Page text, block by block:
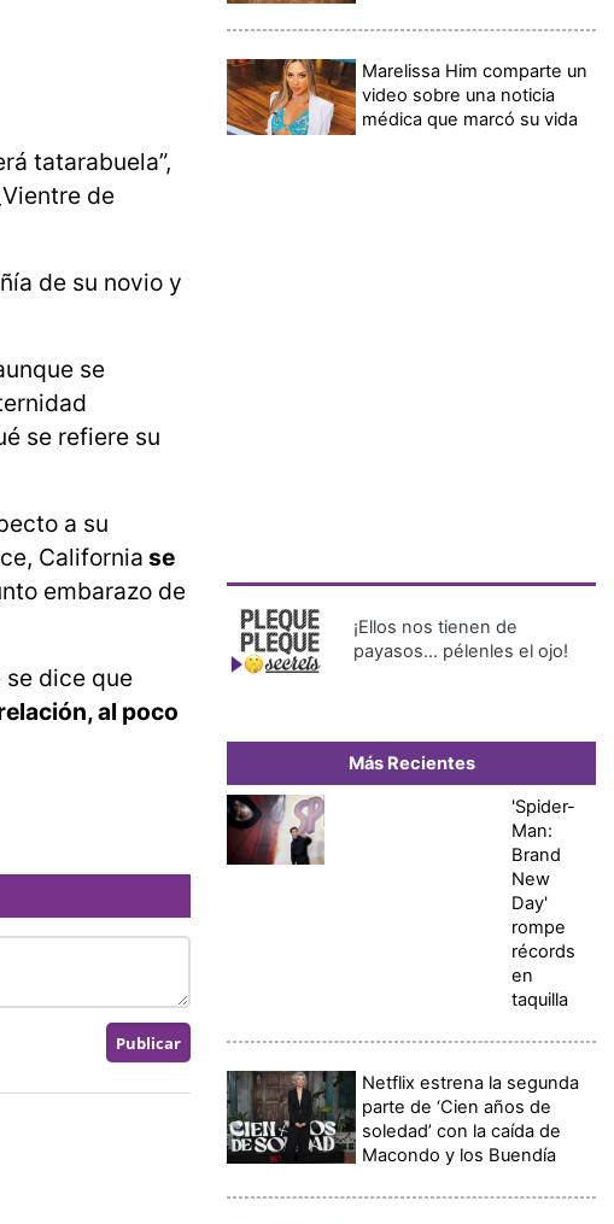
tatarabuela”,
de
de su novio y
se
se refiere su
a su
California se
embarazo de
se dice que
al poco
Marelissa Him comparte un
video sobre una noticia
médica que marcó su vida
¡Ellos nos tienen de
payasos… pélenles el ojo!
Más Recientes
'Spider-
Man:
Brand
New
Day'
rompe
récords
en
taquilla
Netflix estrena la segunda
parte de ‘Cien años de
soledad’ con la caída de
Macondo y los Buendía